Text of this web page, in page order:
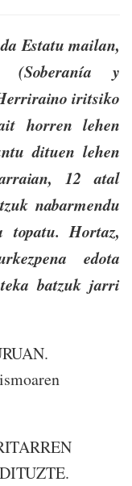
Estatu mailan,
(Soberanía y
iritsiko
horren lehen
dituen lehen
12 atal
nabarmendu
Hortaz,
edota
batzuk jarri